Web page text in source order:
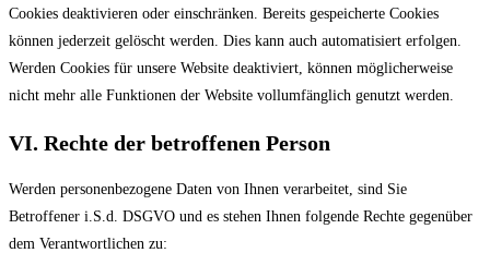
Cookies deaktivieren oder einschränken. Bereits gespeicherte Cookies
können jederzeit gelöscht werden. Dies kann auch automatisiert erfolgen.
Werden Cookies für unsere Website deaktiviert, können möglicherweise
nicht mehr alle Funktionen der Website vollumfänglich genutzt werden.
VI. Rechte der betroffenen Person
Werden personenbezogene Daten von Ihnen verarbeitet, sind Sie
Betroffener i.S.d. DSGVO und es stehen Ihnen folgende Rechte gegenüber
dem Verantwortlichen zu: